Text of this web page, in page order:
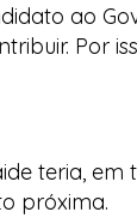
ao
Por
teria,
próxima.